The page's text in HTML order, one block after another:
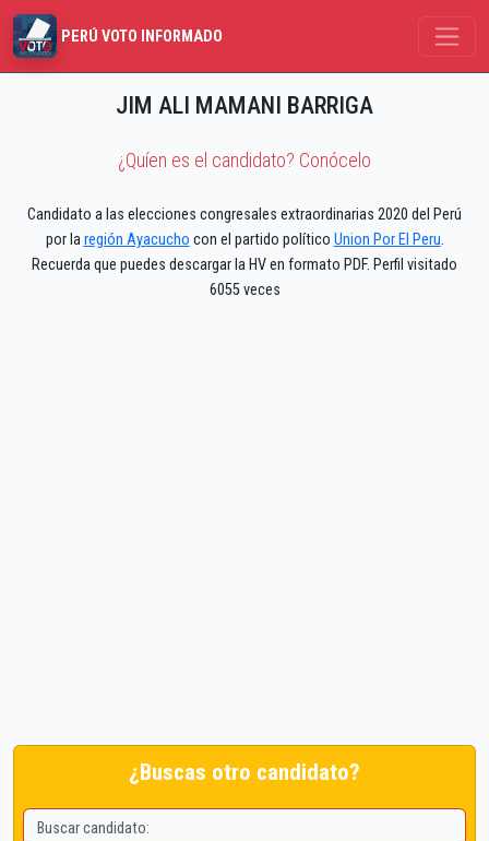
PERÚ VOTO INFORMADO
JIM ALI MAMANI BARRIGA
¿Quíen es el candidato? Conócelo
Candidato a las elecciones congresales extraordinarias 2020 del Perú
por laregión Ayacucho con el partido político Union Por El Peru.
Recuerda que puedes descargar la HV en formato PDF. Perfil visitado
6055 veces
¿Buscas otro candidato?